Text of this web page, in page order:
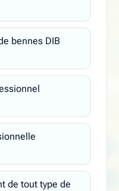
bennes DIB
de tout type de